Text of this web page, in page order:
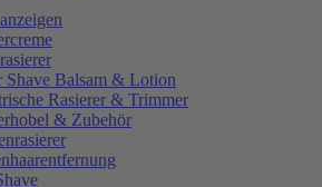
Shave Balsam & Lotion
Rasierer & Trimmer
& Zubehör